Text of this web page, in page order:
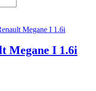
Megane I 1.6i